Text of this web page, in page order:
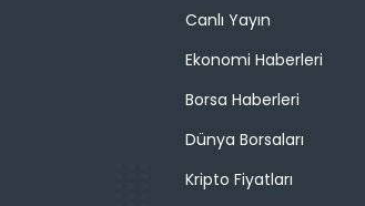
Canlı Yayın
Ekonomi Haberleri
Borsa Haberleri
Dünya Borsaları
Kripto Fiyatları